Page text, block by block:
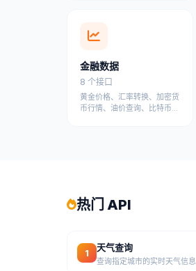
金融数据
8 个接口
黄金价格、汇率转换、加密货
币行情、油价查询、比特币等
热门 API
1
天气查询
查询指定城市的实时天气信息